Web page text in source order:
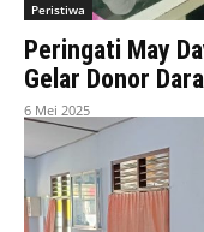
Peristiwa
Peringati May
Gelar Donor
6 Mei 2025